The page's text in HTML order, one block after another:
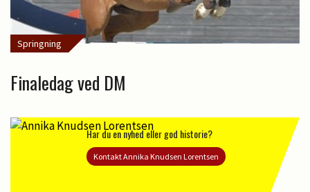
Springning
Finaledag ved DM
Har du en nyhed eller god historie?
Kontakt Annika Knudsen Lorentsen